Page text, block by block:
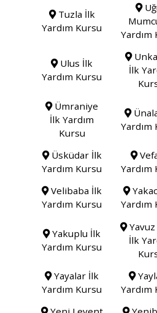
Tuzla İlk
Yardım Kursu
Yardım
Ulus İlk
Yardım Kursu
İlk
Ümraniye
İlk Yardım
Kursu
Yardım
Üsküdar İlk
Yardım Kursu
Yardım
Velibaba İlk
Yardım Kursu
Yardım
Yakuplu İlk
Yardım Kursu
Yavuz
İlk
Yayalar İlk
Yardım Kursu
Yardım